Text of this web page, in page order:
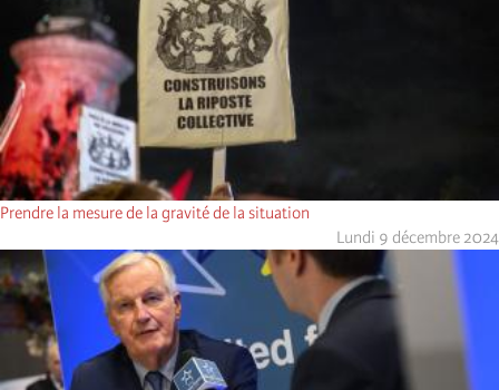
Prendre la mesure de la gravité de la situation
Lundi 9 décembre 2024